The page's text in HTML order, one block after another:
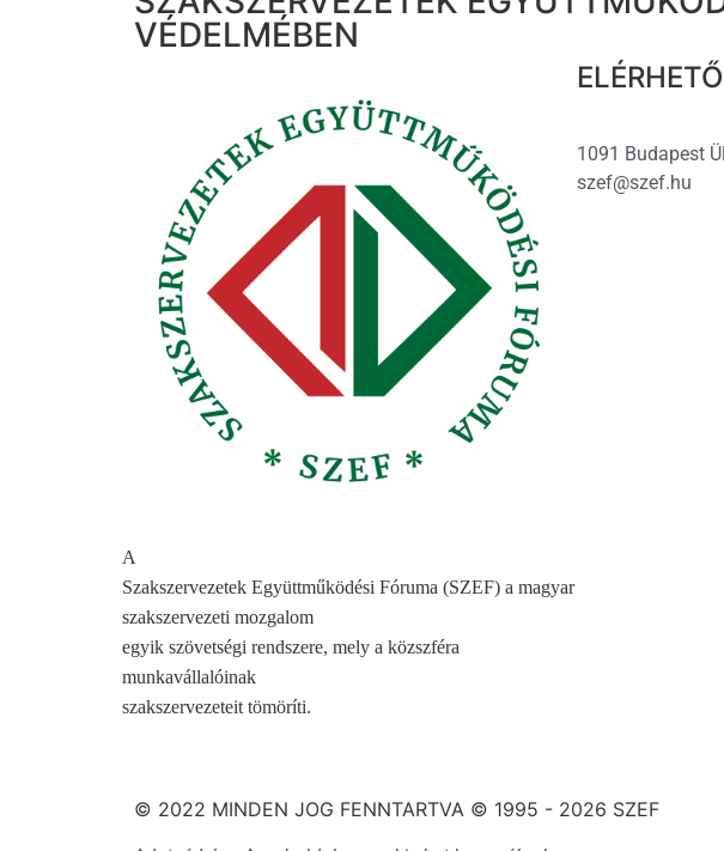
VÉDELMÉBEN
A
Szakszervezetek Együttműködési Fóruma (SZEF) a magyar
szakszervezeti mozgalom
egyik szövetségi rendszere, mely a közszféra
munkavállalóinak
szakszervezeteit tömöríti.
1091 Budapest
szef@szef.hu
© 2022 MINDEN JOG FENNTARTVA © 1995 - 2026 SZEF